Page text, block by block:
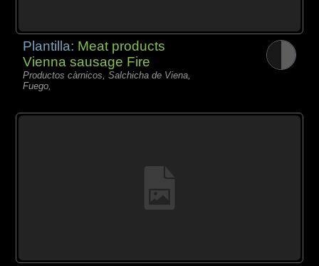
Plantilla: Meat products
Vienna sausage Fire
Productos càrnicos, Salchicha de Viena,
Fuego,